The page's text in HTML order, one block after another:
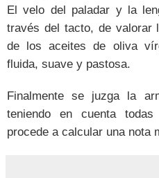
El velo del paladar y la
través del tacto, de valorar
de los aceites de oliva
fluida, suave y pastosa.
Finalmente se juzga la
teniendo en cuenta
procede a calcular una nota